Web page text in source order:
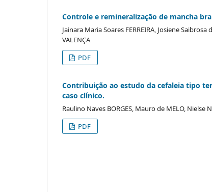
Controle e remineralização de mancha
Jainara Maria Soares FERREIRA, Josiene
VALENÇA
PDF
Contribuição ao estudo da cefaleia tipo
caso clínico.
Raulino Naves BORGES, Mauro de MELO,
PDF